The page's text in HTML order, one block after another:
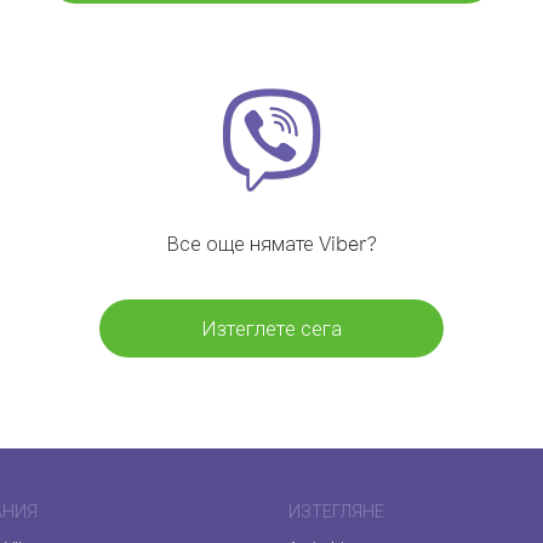
Все още нямате Viber?
Изтеглете сега
ИЗТЕГЛЯНЕ